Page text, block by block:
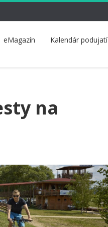
eMagazín Kalendár podujatí
na